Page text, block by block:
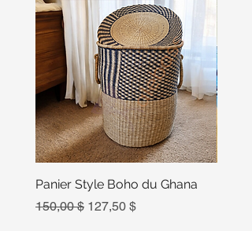
Panier Style Boho du Ghana
Prix original
150,00 $ Prix promotionnel
127,50 $